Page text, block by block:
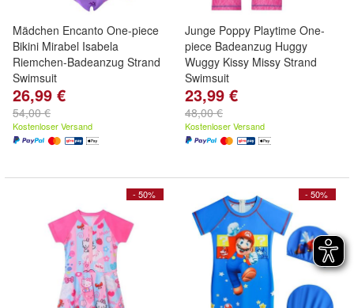
Mädchen Encanto One-piece
Bikini Mirabel Isabela
Riemchen-Badeanzug Strand
Swimsuit
26,99 €
54,00 €
Kostenloser Versand
Junge Poppy Playtime One-
piece Badeanzug Huggy
Wuggy Kissy Missy Strand
Swimsuit
23,99 €
48,00 €
Kostenloser Versand
- 50% - 50%